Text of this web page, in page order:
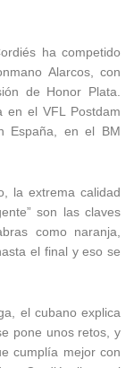
ha competido
Alarcos, con
de Honor Plata.
en el VFL Postdam
España, en el BM
la extrema calidad
son las claves
como naranja,
el final y eso se
el cubano explica
pone unos retos, y
cumplía mejor con